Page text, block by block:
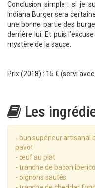
Conclusion simple : si je
Indiana Burger sera
une bonne partie des
derrière lui. Et puis
mystère de la sauce.
Prix (2018) : 15 € (servi
Les
- bun supérieur artisanal
pavot
- œuf au plat
- tranche de bacon iberico
- oignons sautés